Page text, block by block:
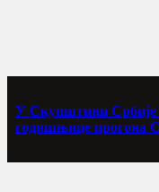
У Скупштини Србије
годишњице прогона